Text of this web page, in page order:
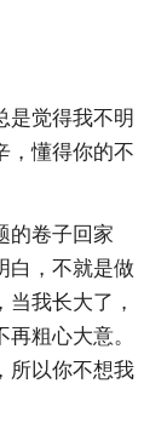
是觉得我不明
，懂得你的不
的卷子回家
白，不就是做
我长大了，
粗心大意。
所以你不想我